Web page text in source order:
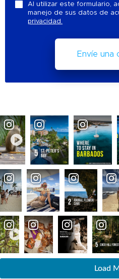
Al utilizar este formulario,
manejo de sus datos de
privacidad.
Load